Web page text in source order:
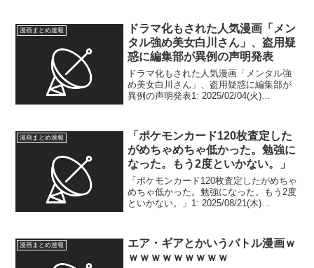
漫画まとめ速報
ドラマ化もされた人気漫画「メン
タル強め美女白川さん」、盗用疑
惑に編集部が異例の声明発表
ドラマ化もされた人気漫画「メンタル強
め美女白川さん」、盗用疑惑に編集部が
異例の声明発表1: 2025/02/04(火)
集部は3日、WEB「コ...
漫画まとめ速報
「ポケモンカード120枚査定した
がめちゃめちゃ低かった。勉強に
なった。もう2度といかない。」
「ポケモンカード120枚査定したがめちゃ
めちゃ低かった。勉強になった。もう2度
といかない。」1: 2025/08/21(木)
21日までに自...
漫画まとめ速報
エア・ギアとかいうバトル漫画ｗ
ｗｗｗｗｗｗｗｗｗ